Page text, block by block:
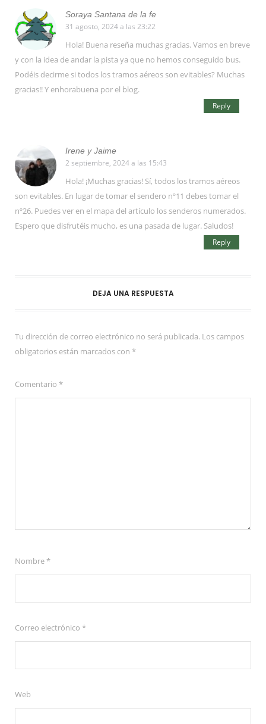
Soraya Santana de la fe
31 agosto, 2024 a las 23:22
Hola! Buena reseña muchas gracias. Vamos en breve
y con la idea de andar la pista ya que no hemos conseguido bus.
Podéis decirme si todos los tramos aéreos son evitables? Muchas
gracias!! Y enhorabuena por el blog.
Reply
Irene y Jaime
2 septiembre, 2024 a las 15:43
Hola! ¡Muchas gracias! Sí, todos los tramos aéreos
son evitables. En lugar de tomar el sendero nº11 debes tomar el
nº26. Puedes ver en el mapa del artículo los senderos numerados.
Espero que disfrutéis mucho, es una pasada de lugar. Saludos!
Reply
DEJA UNA RESPUESTA
Tu dirección de correo electrónico no será publicada. Los campos
obligatorios están marcados con *
Comentario *
Nombre*
Correo electrónico *
Web